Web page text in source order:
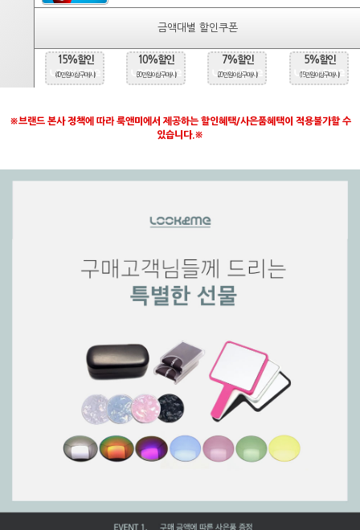
금액대별 할인쿠폰
15%할인
(40만원 이상 구매시)
10%할인
(30만원 이상 구매시)
7%할인
(20만원 이상 구매시)
5%할인
(15만원 이상 구매시)
※브랜드 본사 정책에 따라 룩앤미에서 제공하는 할인혜택/사은품혜택이 적용불가할 수
있습니다.※